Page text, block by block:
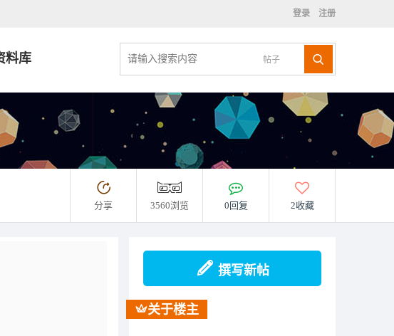
登录 注册
帖子
料库
分享 3560浏览 0回复 2收藏
撰写新帖
关于楼主